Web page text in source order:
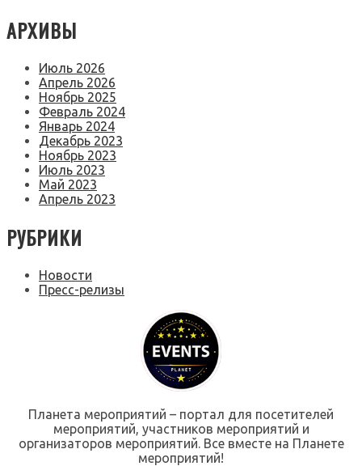
АРХИВЫ
Июль 2026
Апрель 2026
Ноябрь 2025
Февраль 2024
Январь 2024
Декабрь 2023
Ноябрь 2023
Июль 2023
Май 2023
Апрель 2023
РУБРИКИ
Новости
Пресс-релизы
Планета мероприятий – портал для посетителей
мероприятий, участников мероприятий и
организаторов мероприятий. Все вместе на Планете
мероприятий!